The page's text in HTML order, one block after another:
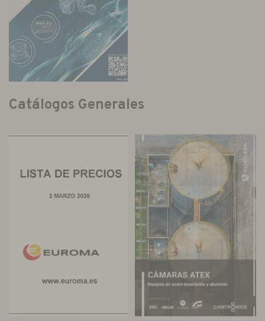
Catálogos Generales